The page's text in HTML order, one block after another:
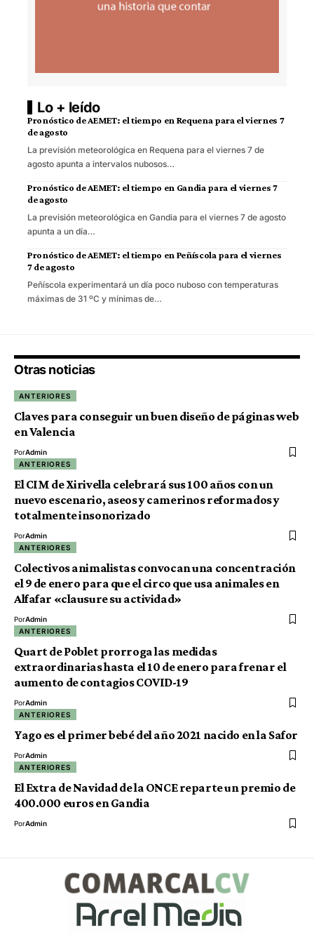
Lo + leído
Pronóstico de AEMET: el tiempo en Requena para el viernes 7
de agosto
La previsión meteorológica en Requena para el viernes 7 de
agosto apunta a intervalos nubosos…
Pronóstico de AEMET: el tiempo en Gandia para el viernes 7
de agosto
La previsión meteorológica en Gandia para el viernes 7 de agosto
apunta a un día…
Pronóstico de AEMET: el tiempo en Peñíscola para el viernes
7 de agosto
Peñíscola experimentará un día poco nuboso con temperaturas
máximas de 31 ºC y mínimas de…
Otras noticias
ANTERIORES
Claves para conseguir un buen diseño de páginas web
en Valencia
PorAdmin
ANTERIORES
El CIM de Xirivella celebrará sus 100 años con un
nuevo escenario, aseos y camerinos reformados y
totalmente insonorizado
PorAdmin
ANTERIORES
Colectivos animalistas convocan una concentración
el 9 de enero para que el circo que usa animales en
Alfafar «clausure su actividad»
PorAdmin
ANTERIORES
Quart de Poblet prorroga las medidas
extraordinarias hasta el 10 de enero para frenar el
aumento de contagios COVID-19
PorAdmin
ANTERIORES
Yago es el primer bebé del año 2021 nacido en la Safor
PorAdmin
ANTERIORES
El Extra de Navidad de la ONCE reparte un premio de
400.000 euros en Gandia
PorAdmin